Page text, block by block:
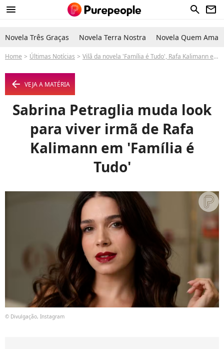
menu search newsletter
Novela Três Graças Novela Terra Nostra Novela Quem Ama
Home Últimas Notícias Vilã da novela 'Família é Tudo', Rafa Kalimann expõe não ter medo da Globo e faz mudança radical em personagem após incômodo pessoal
arrow_left VEJA A MATÉRIA
Sabrina Petraglia muda look
para viver irmã de Rafa
Kalimann em 'Família é
Tudo'
© Divulgação, Instagram